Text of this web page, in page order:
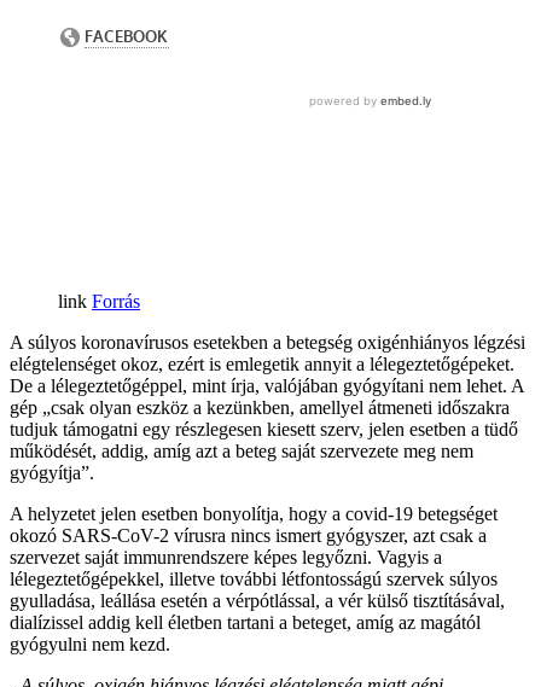
Forrás
A súlyos koronavírusos esetekben a betegség oxigénhiányos légzési
elégtelenséget okoz, ezért is emlegetik annyit a lélegeztetőgépeket.
De a lélegeztetőgéppel, mint írja, valójában gyógyítani nem lehet. A
gép „csak olyan eszköz a kezünkben, amellyel átmeneti időszakra
tudjuk támogatni egy részlegesen kiesett szerv, jelen esetben a tüdő
működését, addig, amíg azt a beteg saját szervezete meg nem
gyógyítja”.
A helyzetet jelen esetben bonyolítja, hogy a covid-19 betegséget
okozó SARS-CoV-2 vírusra nincs ismert gyógyszer, azt csak a
szervezet saját immunrendszere képes legyőzni. Vagyis a
lélegeztetőgépekkel, illetve további létfontosságú szervek súlyos
gyulladása, leállása esetén a vérpótlással, a vér külső tisztításával,
dialízissel addig kell életben tartani a beteget, amíg az magától
gyógyulni nem kezd.